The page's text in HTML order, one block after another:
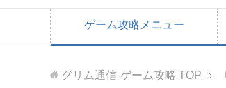
ゲーム攻略メニュー
グリム通信-ゲーム攻略 TOP